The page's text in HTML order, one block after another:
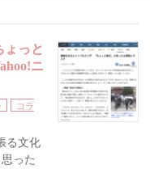
っと
ニ
コラ
る文化
った